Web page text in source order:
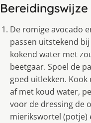
Bereidingswijze
De romige avocado
passen uitstekend
kokend water met
beetgaar. Spoel de
goed uitlekken.
af met koud water,
voor de dressing de
mierikswortel (potje)